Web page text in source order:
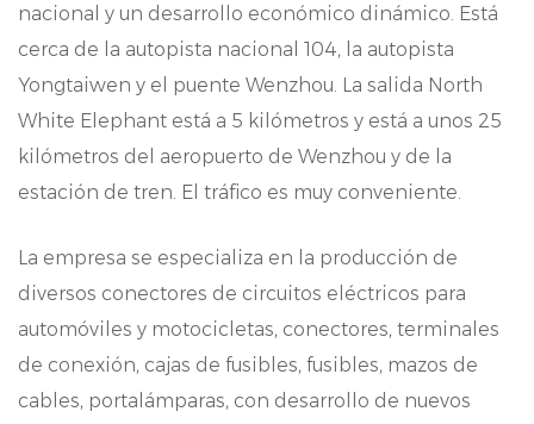
compatibilidad y funcionalidad.
Durabilidad: construidos para soportar
entornos exigentes, nuestros componentes
ofrecen durabilidad, garantizando una
longevidad y un rendimiento ininterrumpido.
nos adaptamos a una amplia gama de
aplicaciones en todos los sectores, ofreciendo
soluciones para necesidades de conectividad
variadas.
nacional y un desarrollo económico dinámico. Está
cerca de la autopista nacional 104, la autopista
Yongtaiwen y el puente Wenzhou. La salida North
White Elephant está a 5 kilómetros y está a unos 25
kilómetros del aeropuerto de Wenzhou y de la
estación de tren. El tráfico es muy conveniente.
La empresa se especializa en la producción de
diversos conectores de circuitos eléctricos para
automóviles y motocicletas, conectores, terminales
de conexión, cajas de fusibles, fusibles, mazos de
cables, portalámparas, con desarrollo de nuevos